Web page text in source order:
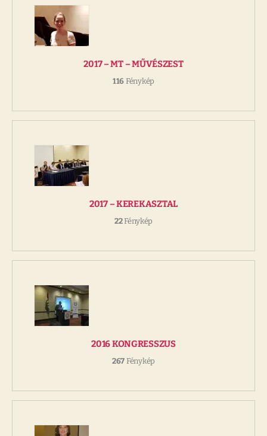
2017 – MT – MŰVÉSZEST
116 Fénykép
2017 – KEREKASZTAL
22Fénykép
2016 KONGRESSZUS
267 Fénykép